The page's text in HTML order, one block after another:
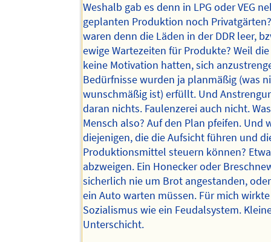
Weshalb gab es denn in LPG oder VEG
geplanten Produktion noch
waren denn die Läden in der DDR leer,
ewige Wartezeiten für Produkte? Weil
keine Motivation hatten, sich
Bedürfnisse wurden ja planmäßig (was
wunschmäßig ist) erfüllt. Und
daran nichts. Faulenzerei auch nicht.
Mensch also? Auf den Plan pfeifen. Und
diejenigen, die die Aufsicht führen und
Produktionsmittel steuern können?
abzweigen. Ein Honecker oder
sicherlich nie um Brot angestanden,
ein Auto warten müssen. Für mich
Sozialismus wie ein Feudalsystem.
Unterschicht.